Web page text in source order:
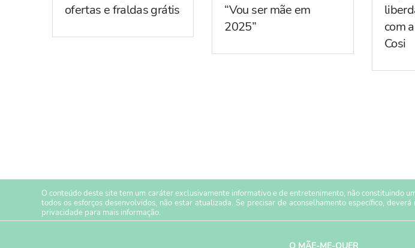
ofertas e fraldas grátis
“Vou ser mãe em
2025”
com
Cosi
O conteúdo deste site tem um caráter exclusivamente informativo e de entretenimento, não constituindo
todos os esforços desenvolvidos, não estar atualizada. Se precisar de aconselhamento específico,
privacidade para mais informação.